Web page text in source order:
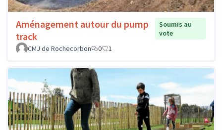
Aménagement autour du pump
track
Soumis au
vote
CMJ de Rochecorbon
0 1